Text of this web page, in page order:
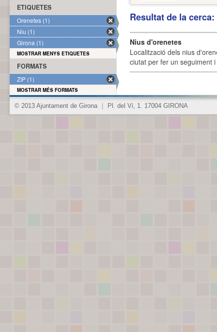
Resultat de la
Nius d'orenetes
Localització dels nius
ciutat per fer un seguiment
ETIQUETES
Orenetes (1)
Niu (1)
Girona (1)
MOSTRAR MENYS ETIQUETES
FORMATS
ZIP (1)
MOSTRAR MÉS FORMATS
© 2013 Ajuntament de Girona Pl. del Vi, 1. 17004 GIRONA